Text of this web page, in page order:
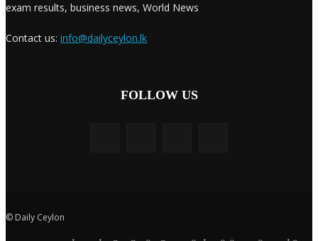
exam results, business news, World News
Contact us: info@dailyceylon.lk
FOLLOW US
© Daily Ceylon